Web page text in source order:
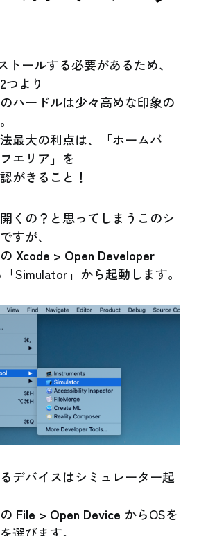
トールする必要があるため、
つより
ハードルは少々高めな印象の
最大の利点は、「ホームバ
エリア」を
がきること！
くの？と思ってしまうこのシ
すが、
Xcode > Open Developer
Simulator」から起動します。
デバイスはシミュレーター起
File > Open Device からOSを
選びます。